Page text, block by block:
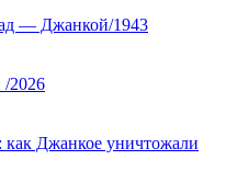
— Джанкой/1943
/2026
Джанкое уничтожали